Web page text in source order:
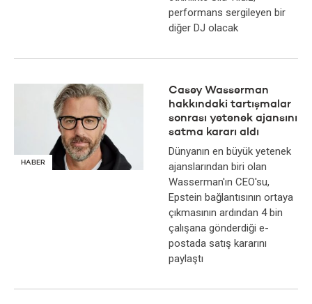
performans sergileyen bir
diğer DJ olacak
HABER
Casey Wasserman
hakkındaki tartışmalar
sonrası yetenek ajansını
satma kararı aldı
Dünyanın en büyük yetenek
ajanslarından biri olan
Wasserman'ın CEO'su,
Epstein bağlantısının ortaya
çıkmasının ardından 4 bin
çalışana gönderdiği e-
postada satış kararını
paylaştı